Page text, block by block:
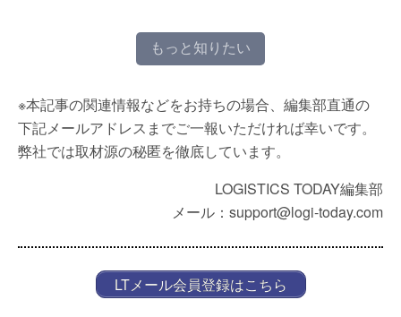
もっと知りたい
※本記事の関連情報などをお持ちの場合、編集部直通の
下記メールアドレスまでご一報いただければ幸いです。
弊社では取材源の秘匿を徹底しています。
LOGISTICS TODAY編集部
メール：support@logi-today.com
LTメール会員登録はこちら